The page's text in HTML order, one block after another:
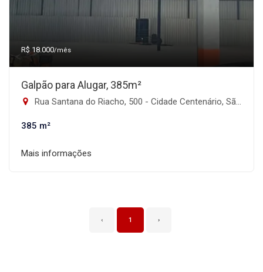
R$ 18.000/mês
Galpão para Alugar, 385m²
Rua Santana do Riacho, 500 - Cidade Centenário, São Paulo-SP
385 m²
Mais informações
‹ 1 ›